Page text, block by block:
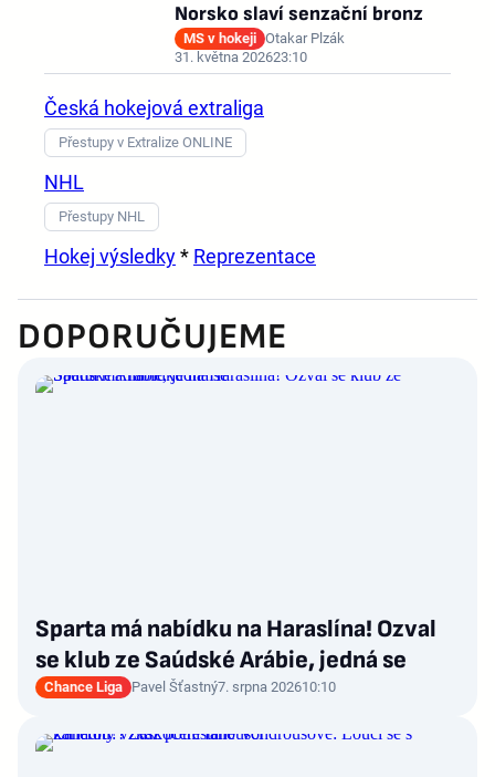
Norsko slaví senzační bronz
MS v hokeji Otakar Plzák
31. května 202623:10
Česká hokejová extraliga
Přestupy v Extralize ONLINE
NHL
Přestupy NHL
Hokej výsledky* Reprezentace
DOPORUČUJEME
Sparta má nabídku na Haraslína! Ozval
se klub ze Saúdské Arábie, jedná se
Chance Liga Pavel Šťastný7. srpna 202610:10